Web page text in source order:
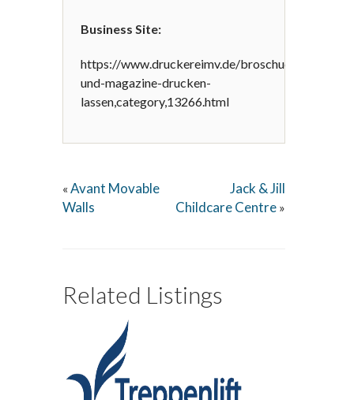
Business Site:
https://www.druckereimv.de/broschueren-
und-magazine-drucken-
lassen,category,13266.html
« Avant Movable
Walls
Jack & Jill
Childcare Centre »
Related Listings